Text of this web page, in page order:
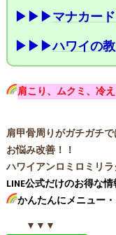
▶▶▶マナカー
▶▶▶ハワイの
肩こり、ムクミ、冷
肩甲骨周りがガチガチ
お悩み改善！！
ハワイアンロミロミリ
LINE公式だけのお得な
かんたんにメニュー
▼▼▼